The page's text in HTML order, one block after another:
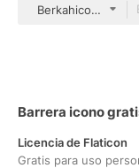
Berkahicon Lineal
Barrera icono
Licencia de Flaticon
Gratis para uso